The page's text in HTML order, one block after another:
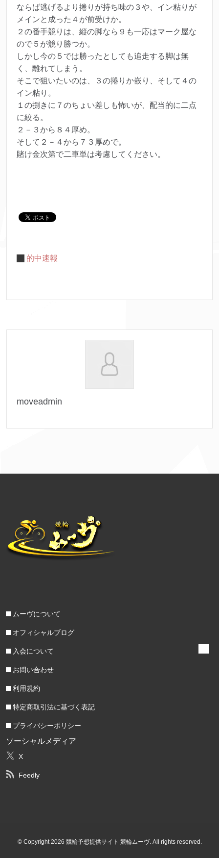
ならば逃げるより捲りが持ち味の３や、イン粘りが
メインと成った４が前受けか。
２の番手競りは、縦の脚なら９も一応はマーク屋な
ので５が競り勝つか。
しかし今の５では勝ったとしても追走する脚は無
く、離れてしまう。
そこで狙いたいのは、３の捲りか嵌り、そして４の
イン粘り。
１の捌きに７のちょい差しも怖いが、配当的に二点
に絞る。
２－３から８４厚め。
そして２－４から７３厚めで。
賭け金次第で二車単は考慮してください。
的中速報
moveadmin
ムーヴについて
オフィシャルブログ
入会について
お問い合わせ
利用規約
特定商取引法に基づく表記
プライバシーポリシー
ソーシャルメディア
X
Feedly
© Copyright 2026 競輪予想提供サイト 競輪ムーヴ. All rights reserved.